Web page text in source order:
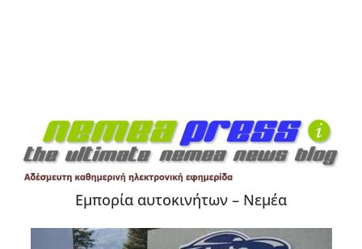
Εμπορία αυτοκινήτων – Νεμέα